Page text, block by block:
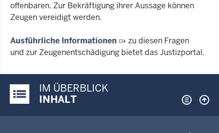
offenbaren. Zur Bekräftigung ihrer Aussage können
Zeugen vereidigt werden.
Ausführliche Informationen
zu diesen Fragen
und zur Zeugenentschädigung bietet das Justizportal.
Justiz-Portal im Überblick:
IM ÜBERBLICK
INHALT